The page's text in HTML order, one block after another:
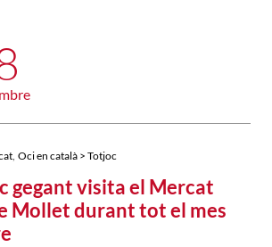
Oci en català > Totjoc
gegant visita el Mercat
Mollet durant tot el mes